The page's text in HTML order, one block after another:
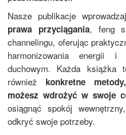
Nasze publikacje
prawa przyciągania, feng
channelingu, oferując
harmonizowania energii
duchowym. Każda
również konkretne
możesz wdrożyć w swoje
osiągnąć spokój
odkryć swoje potrzeby.